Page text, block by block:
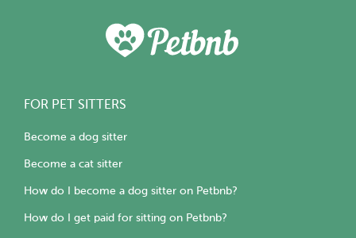
FOR PET SITTERS
Become a dog sitter
Become a cat sitter
How do I become a dog sitter on Petbnb?
How do I get paid for sitting on Petbnb?